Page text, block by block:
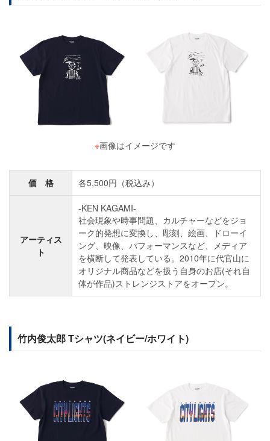
※画像はイメージです
価 格 各5,500円（税込み）
アーティス
ト
-KEN KAGAMI-
社会現象や時事問題、カルチャーなどをジョ
ーク的発想に変換し、彫刻、絵画、ドローイ
ング、映像、パフォーマンスなど、メディア
を横断して発表している。2010年に代官山に
オリジナル商品などを扱う自身のお店(それ自
体が作品)ストレンジストアをオープン。
竹内俊太郎 Tシャツ(ネイビー/ホワイト)